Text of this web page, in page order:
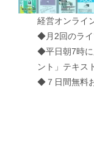
経営オンライ
◆月2回のライ
◆平日朝7時に
ント」テキス
◆７日間無料